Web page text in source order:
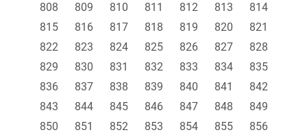
808
809 810 811 812 813
814
815
816 817 818 819 820
821
822
823 824 825 826 827
828
829
830 831 832 833 834
835
836
837 838 839 840 841
842
843
844 845 846 847 848
849
850
851 852 853 854 855
856